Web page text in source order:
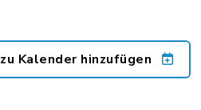
zu Kalender hinzufügen